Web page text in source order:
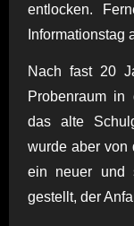
entlocken.
Informationstag
Nach fast 20
Probenraum in
das alte
wurde aber von
ein neuer und
gestellt, der